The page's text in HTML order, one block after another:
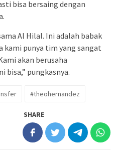
bisa bersaing dengan
Al Hilal. Ini adalah babak
kami punya tim yang sangat
akan berusaha
bisa,” pungkasnya.
#theohernandez
SHARE